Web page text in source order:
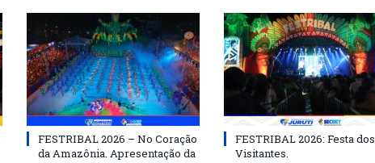
FESTRIBAL 2026 – No Coração
da Amazônia. Apresentação da
FESTRIBAL 2026: Festa dos
Visitantes.